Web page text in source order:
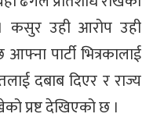
कसुर उही आरोप उही
पार्टी भित्रकालाई
दबाब दिएर र राज्य
प्रष्ट देखिएको छ ।